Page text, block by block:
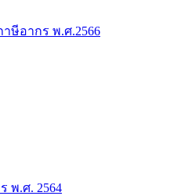
ษีอากร พ.ศ.2566
พ.ศ. 2564